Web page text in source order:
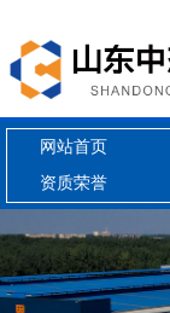
网站首页
资质荣誉